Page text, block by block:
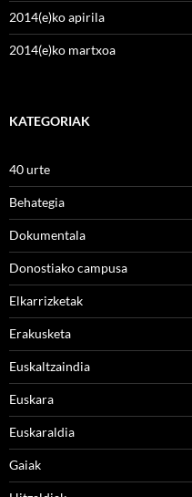
2014(e)ko apirila
2014(e)ko martxoa
KATEGORIAK
40 urte
Behategia
Dokumentala
Donostiako campusa
Elkarrizketak
Erakusketa
Euskaltzaindia
Euskara
Euskaraldia
Gaiak